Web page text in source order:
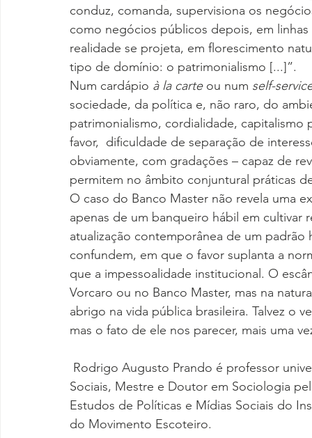
conduz, comanda, supervisiona os
como negócios públicos depois, em
realidade se projeta, em florescimento
tipo de domínio: o patrimonialismo [...]”.
Num cardápio à la carte ou num self-
sociedade, da política e, não raro, do
patrimonialismo, cordialidade,
favor,  dificuldade de separação de
obviamente, com gradações – capaz de
permitem no âmbito conjuntural práticas
O caso do Banco Master não revela uma
apenas de um banqueiro hábil em cultivar
atualização contemporânea de um
confundem, em que o favor suplanta a
que a impessoalidade institucional. O
Vorcaro ou no Banco Master, mas na
abrigo na vida pública brasileira. Talvez o
mas o fato de ele nos parecer, mais uma
Rodrigo Augusto Prando é professor
Sociais, Mestre e Doutor em Sociologia
Estudos de Políticas e Mídias Sociais do
do Movimento Escoteiro.